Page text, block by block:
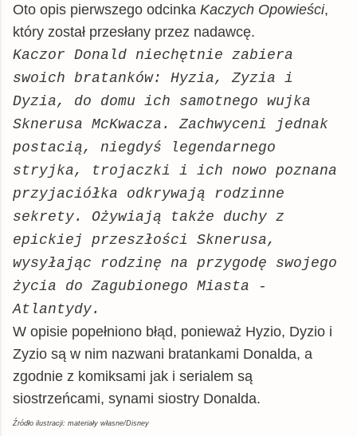
Oto opis pierwszego odcinka Kaczych Opowieści,
który został przesłany przez nadawcę.
Kaczor Donald niechętnie zabiera
swoich bratanków: Hyzia, Zyzia i
Dyzia, do domu ich samotnego wujka
Sknerusa McKwacza. Zachwyceni jednak
postacią, niegdyś legendarnego
stryjka, trojaczki i ich nowo poznana
przyjaciółka odkrywają rodzinne
sekrety. Ożywiają także duchy z
epickiej przeszłości Sknerusa,
wysyłając rodzinę na przygodę swojego
życia do Zagubionego Miasta -
Atlantydy.
W opisie popełniono błąd, ponieważ Hyzio, Dyzio i
Zyzio są w nim nazwani bratankami Donalda, a
zgodnie z komiksami jak i serialem są
siostrzeńcami, synami siostry Donalda.
Źródło ilustracji: materiały własne/Disney